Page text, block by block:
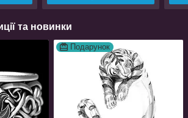
та новинки
Подарунок